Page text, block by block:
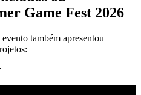
Game Fest 2026
também apresentou